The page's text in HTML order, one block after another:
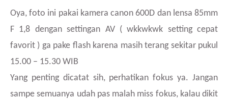
Oya, foto ini pakai kamera canon 600D dan lensa 85mm
F 1,8 dengan settingan AV ( wkkwkwk setting cepat
favorit ) ga pake flash karena masih terang sekitar pukul
15.00 – 15.30 WIB
Yang penting dicatat sih, perhatikan fokus ya. Jangan
sampe semuanya udah pas malah miss fokus, kalau dikit